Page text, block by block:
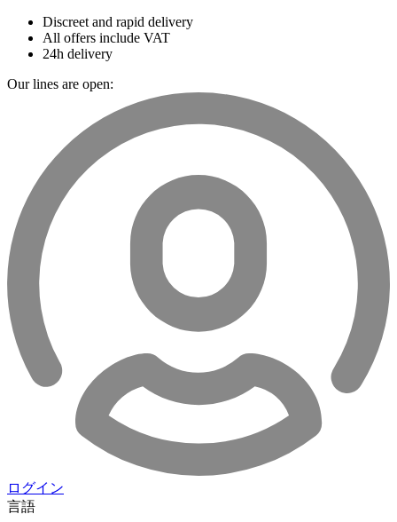
Discreet and rapid delivery
All offers include VAT
24h delivery
Our lines are open:
ログイン
言語